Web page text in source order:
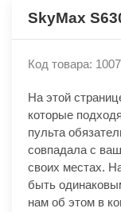
SkyMax
Код товара:
На этой
которые
пульта
совпадала с
своих местах.
быть
нам об этом в